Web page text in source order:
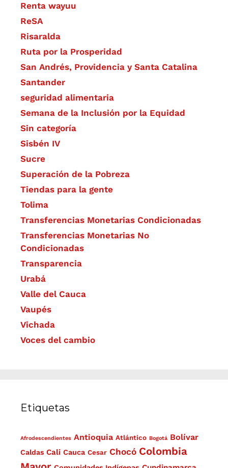
Renta wayuu
ReSA
Risaralda
Ruta por la Prosperidad
San Andrés, Providencia y Santa Catalina
Santander
seguridad alimentaria
Semana de la Inclusión por la Equidad
Sin categoría
Sisbén IV
Sucre
Superación de la Pobreza
Tiendas para la gente
Tolima
Transferencias Monetarias Condicionadas
Transferencias Monetarias No
Condicionadas
Transparencia
Urabá
Valle del Cauca
Vaupés
Vichada
Voces del cambio
Etiquetas
Afrodescendientes Antioquia Atlántico Bogotá Bolívar
Caldas Cali Cauca Cesar Chocó Colombia